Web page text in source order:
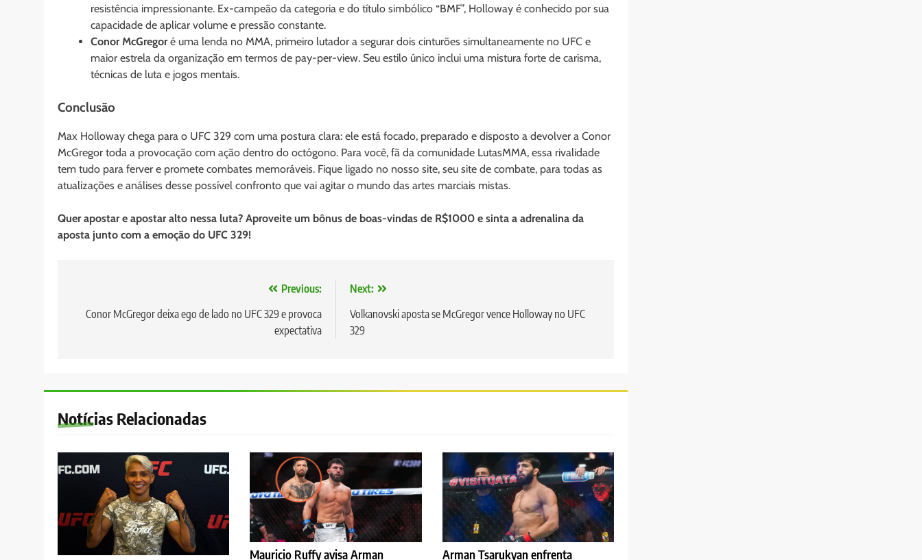
resistência impressionante. Ex-campeão da categoria e do título simbólico “BMF”, Holloway é conhecido por sua
capacidade de aplicar volume e pressão constante.
Conor McGregoré uma lenda no MMA, primeiro lutador a segurar dois cinturões simultaneamente no UFC e
maior estrela da organização em termos de pay-per-view. Seu estilo único inclui uma mistura forte de carisma,
técnicas de luta e jogos mentais.
Conclusão
Max Holloway chega para o UFC 329 com uma postura clara: ele está focado, preparado e disposto a devolver a Conor
McGregor toda a provocação com ação dentro do octógono. Para você, fã da comunidade LutasMMA, essa rivalidade
tem tudo para ferver e promete combates memoráveis. Fique ligado no nosso site, seu site de combate, para todas as
atualizações e análises desse possível confronto que vai agitar o mundo das artes marciais mistas.
Quer apostar e apostar alto nessa luta? Aproveite um bônus de boas-vindas de R$1000 e sinta a adrenalina da
aposta junto com a emoção do UFC 329!
de
Previous:
Conor McGregor deixa ego de lado no UFC 329 e provoca
expectativa
Next:
Volkanovski aposta se McGregor vence Holloway no UFC
329
Notícias Relacionadas
Mauricio Ruffy avisa Arman Arman Tsarukyan enfrenta